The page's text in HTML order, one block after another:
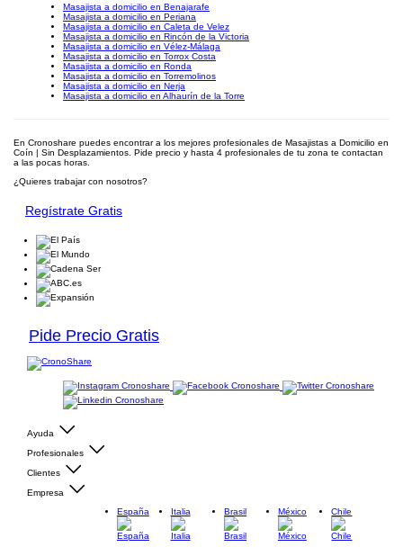
Masajista a domicilio en Benajarafe
Masajista a domicilio en Periana
Masajista a domicilio en Caleta de Velez
Masajista a domicilio en Rincón de la Victoria
Masajista a domicilio en Vélez-Málaga
Masajista a domicilio en Torrox Costa
Masajista a domicilio en Ronda
Masajista a domicilio en Torremolinos
Masajista a domicilio en Nerja
Masajista a domicilio en Alhaurín de la Torre
En Cronoshare puedes encontrar a los mejores profesionales de Masajistas a Domicilio en
Coín | Sin Desplazamientos. Pide precio y hasta 4 profesionales de tu zona te contactan
a las pocas horas.
¿Quieres trabajar con nosotros?
Regístrate Gratis
Pide Precio Gratis
Ayuda
Profesionales
Clientes
Empresa
España
Italia Brasil México Chile